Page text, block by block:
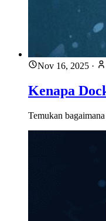
Nov 16, 2025 ·
Kenapa
Temukan